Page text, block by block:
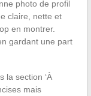
photo de profil
claire, nette et
en montrer.
gardant une part
la section ‘À
mais